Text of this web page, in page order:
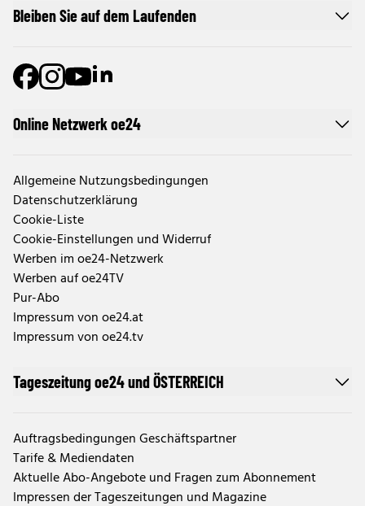
Online Netzwerk oe24
Allgemeine Nutzungsbedingungen
Datenschutzerklärung
Cookie-Liste
Cookie-Einstellungen und Widerruf
Werben im oe24-Netzwerk
Werben auf oe24TV
Pur-Abo
Impressum von oe24.at
Impressum von oe24.tv
Tageszeitung oe24 und ÖSTERREICH
Auftragsbedingungen Geschäftspartner
Tarife & Mediendaten
Aktuelle Abo-Angebote und Fragen zum Abonnement
Impressen der Tageszeitungen und Magazine
Bleiben Sie auf dem Laufenden